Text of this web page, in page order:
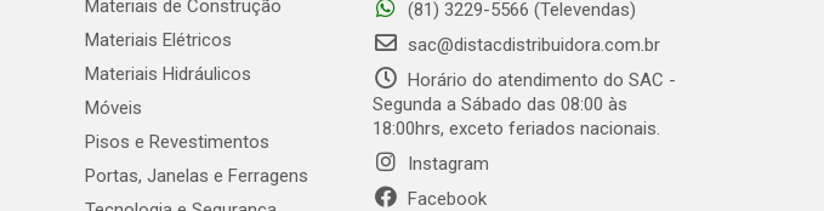
Materiais de Construção
Materiais Elétricos
Materiais Hidráulicos
Móveis
Pisos e Revestimentos
Portas, Janelas e Ferragens
(81) 3229-5566 (Televendas)
sac@distacdistribuidora.com.br
Horário do atendimento do SAC -
Segunda a Sábado das 08:00 às
18:00hrs, exceto feriados nacionais.
Instagram
Facebook